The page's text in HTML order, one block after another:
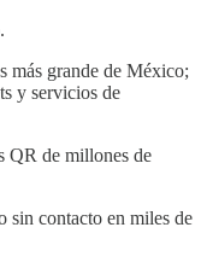
más grande de México;
y servicios de
QR de millones de
sin contacto en miles de